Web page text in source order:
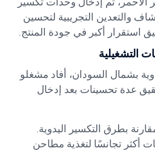
والتعدين التجريبية لتحسين
استقرار أكبر في جودة المنتج.
التشغيلية
بشمال السودان، أفاد مشغلو
عدة تحسينات بعد إدخال
بطرق التكسير اليدوية.
تجانسًا لتغذية مطاحن